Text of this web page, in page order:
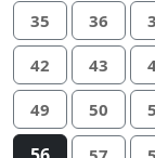
35 36
42 43
49 50